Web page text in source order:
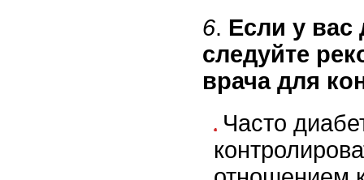
6. Если у вас
следуйте
врача для
Часто